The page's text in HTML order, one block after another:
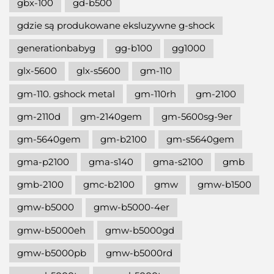
gbx-100
gd-b500
gdzie są produkowane eksluzywne g-shock
generationbabyg
gg-b100
gg1000
glx-5600
glx-s5600
gm-110
gm-110. gshock metal
gm-110rh
gm-2100
gm-2110d
gm-2140gem
gm-5600sg-9er
gm-5640gem
gm-b2100
gm-s5640gem
gma-p2100
gma-s140 gma-s2100
gmb
gmb-2100
gmc-b2100 gmw
gmw-b1500
gmw-b5000
gmw-b5000-4er
gmw-b5000eh
gmw-b5000gd
gmw-b5000pb
gmw-b5000rd